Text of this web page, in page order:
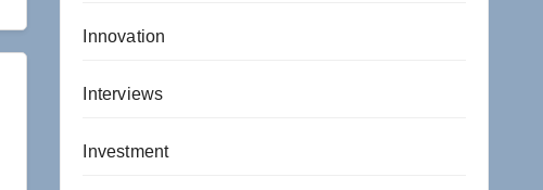
Innovation
Interviews
Investment